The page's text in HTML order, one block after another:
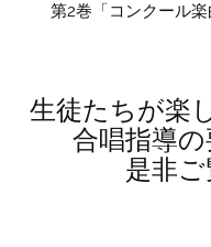
第2巻「コンクール楽
生徒たちが楽
合唱指導の
是非ご